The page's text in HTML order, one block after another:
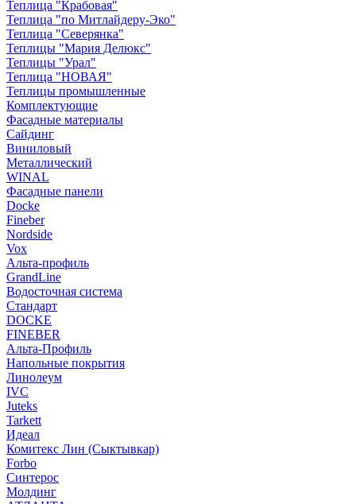
Теплица "Крабовая"
Теплица "по Митлайдеру-Эко"
Теплица "Северянка"
Теплицы "Мария Делюкс"
Теплицы "Урал"
Теплица "НОВАЯ"
Теплицы промышленные
Комплектующие
Фасадные материалы
Сайдинг
Виниловый
Металлический
WINAL
Фасадные панели
Docke
Fineber
Nordside
Vox
Альта-профиль
GrandLine
Водосточная система
Стандарт
DOCKE
FINEBER
Альта-Профиль
Напольные покрытия
Линолеум
IVC
Juteks
Tarkett
Идеал
Комитекс Лин (Сыктывкар)
Forbo
Синтерос
Молдинг